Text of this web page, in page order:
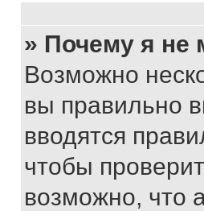
» Почему я не
Возможно
вы правильно
вводятся
чтобы
возможно, что